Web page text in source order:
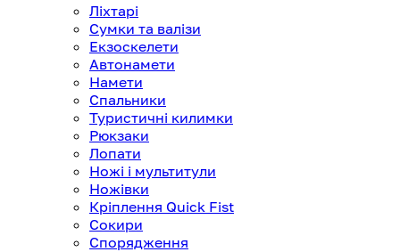
Ліхтарі
Сумки та валізи
Екзоскелети
Автонамети
Намети
Спальники
Туристичні килимки
Рюкзаки
Лопати
Ножі і мультитули
Ножівки
Кріплення Quick Fist
Сокири
Спорядження